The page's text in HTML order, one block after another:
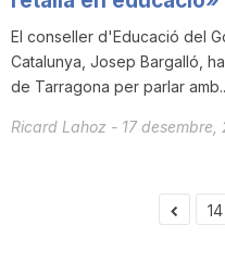
El conseller d'Educació del
Catalunya, Josep Bargalló,
de Tarragona per parlar
Ricard Lahoz - 17 desembre,
14